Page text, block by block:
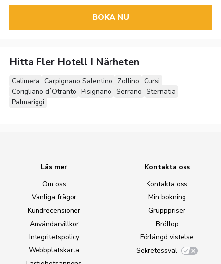
BOKA NU
Hitta Fler Hotell I Närheten
Calimera Carpignano Salentino Zollino Cursi
Corigliano dʼOtranto Pisignano Serrano Sternatia
Palmariggi
Läs mer
Om oss
Vanliga frågor
Kundrecensioner
Användarvillkor
Integritetspolicy
Webbplatskarta
Kontakta oss
Kontakta oss
Min bokning
Grupppriser
Bröllop
Förlängd vistelse
Sekretessval